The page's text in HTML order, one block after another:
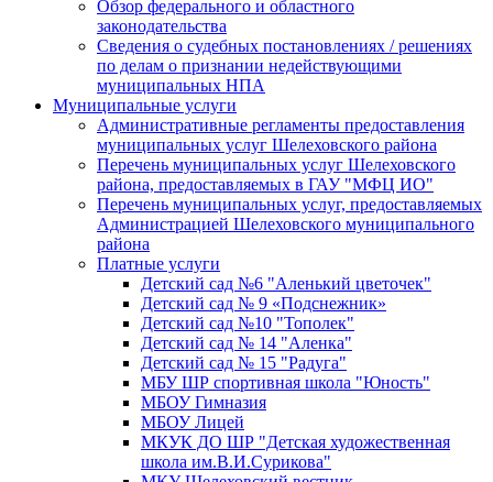
Обзор федерального и областного
законодательства
Сведения о судебных постановлениях / решениях
по делам о признании недействующими
муниципальных НПА
Муниципальные услуги
Административные регламенты предоставления
муниципальных услуг Шелеховского района
Перечень муниципальных услуг Шелеховского
района, предоставляемых в ГАУ "МФЦ ИО"
Перечень муниципальных услуг, предоставляемых
Администрацией Шелеховского муниципального
района
Платные услуги
Детский сад №6 "Аленький цветочек"
Детский сад № 9 «Подснежник»
Детский сад №10 "Тополек"
Детский сад № 14 "Аленка"
Детский сад № 15 "Радуга"
МБУ ШР спортивная школа "Юность"
МБОУ Гимназия
МБОУ Лицей
МКУК ДО ШР "Детская художественная
школа им.В.И.Сурикова"